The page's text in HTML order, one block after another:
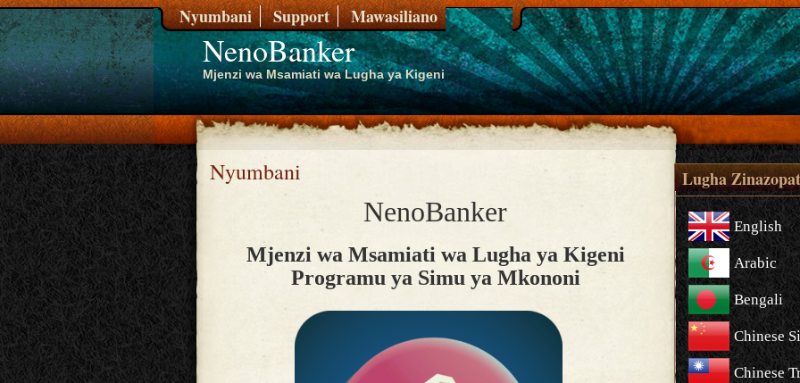
NenoBanker
Mjenzi wa Msamiati wa Lugha ya Kigeni
Nyumbani Support Mawasiliano
Nyumbani
NenoBanker
Mjenzi wa Msamiati wa Lugha ya Kigeni
Programu ya Simu ya Mkononi
Lugha
English
Arabic
Bengali
Chinese
Chinese